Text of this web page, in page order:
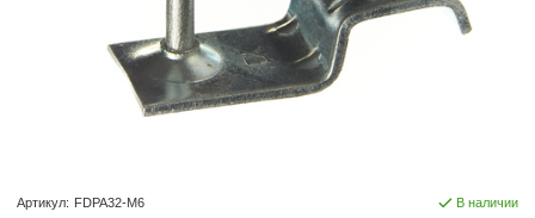
Артикул: FDPA32-M6 В наличии